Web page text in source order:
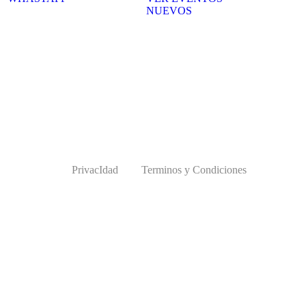
NUEVOS
PrivacIdad Terminos y Condiciones